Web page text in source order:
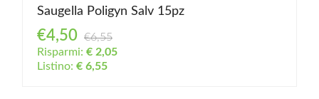
Saugella Poligyn Salv 15pz
€4,50 €6,55
Risparmi: € 2,05
Listino: € 6,55